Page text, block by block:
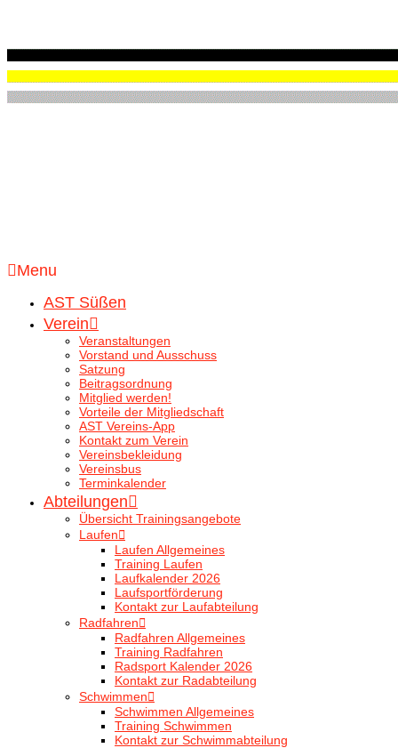
Menu
AST Süßen
Verein
Veranstaltungen
Vorstand und Ausschuss
Satzung
Beitragsordnung
Mitglied werden!
Vorteile der Mitgliedschaft
AST Vereins-App
Kontakt zum Verein
Vereinsbekleidung
Vereinsbus
Terminkalender
Abteilungen
Übersicht Trainingsangebote
Laufen
Laufen Allgemeines
Training Laufen
Laufkalender 2026
Laufsportförderung
Kontakt zur Laufabteilung
Radfahren
Radfahren Allgemeines
Training Radfahren
Radsport Kalender 2026
Kontakt zur Radabteilung
Schwimmen
Schwimmen Allgemeines
Training Schwimmen
Kontakt zur Schwimmabteilung